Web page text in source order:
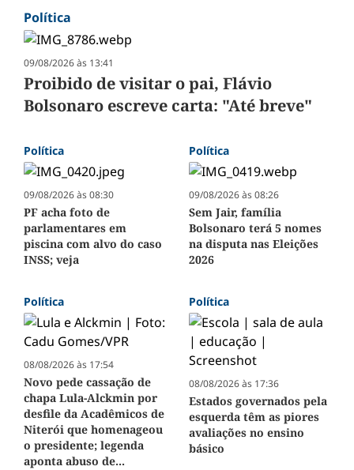
Política
09/08/2026 às 13:41
Proibido de visitar o pai, Flávio
Bolsonaro escreve carta: "Até breve"
Política
09/08/2026 às 08:30
PF acha foto de
parlamentares em
piscina com alvo do caso
INSS; veja
Política
09/08/2026 às 08:26
Sem Jair, família
Bolsonaro terá 5 nomes
na disputa nas Eleições
2026
Política
08/08/2026 às 17:54
Novo pede cassação de
chapa Lula-Alckmin por
desfile da Acadêmicos de
Niterói que homenageou
o presidente; legenda
aponta abuso de...
Política
08/08/2026 às 17:36
Estados governados pela
esquerda têm as piores
avaliações no ensino
básico